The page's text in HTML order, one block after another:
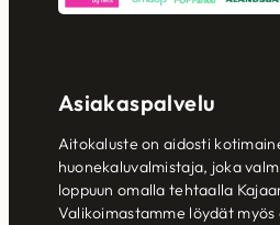
Asiakaspalvelu
Aitokaluste on aidosti
huonekaluvalmistaja, joka
loppuun omalla tehtaalla
Valikoimastamme löydät